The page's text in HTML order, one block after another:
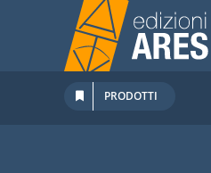
contenuto
PRODOTTI